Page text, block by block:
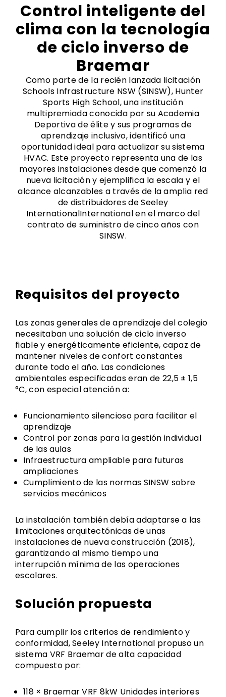
Control inteligente del
clima con la tecnología
de ciclo inverso de
Braemar
Como parte de la recién lanzada licitación
Schools Infrastructure NSW (SINSW), Hunter
Sports High School, una institución
multipremiada conocida por su Academia
Deportiva de élite y sus programas de
aprendizaje inclusivo, identificó una
oportunidad ideal para actualizar su sistema
HVAC. Este proyecto representa una de las
mayores instalaciones desde que comenzó la
nueva licitación y ejemplifica la escala y el
alcance alcanzables a través de la amplia red
de distribuidores de Seeley
InternationalInternational en el marco del
contrato de suministro de cinco años con
SINSW.
Requisitos del proyecto
Las zonas generales de aprendizaje del colegio
necesitaban una solución de ciclo inverso
fiable y energéticamente eficiente, capaz de
mantener niveles de confort constantes
durante todo el año. Las condiciones
ambientales especificadas eran de 22,5 ± 1,5
°C, con especial atención a:
Funcionamiento silencioso para facilitar el
aprendizaje
Control por zonas para la gestión individual
de las aulas
Infraestructura ampliable para futuras
ampliaciones
Cumplimiento de las normas SINSW sobre
servicios mecánicos
La instalación también debía adaptarse a las
limitaciones arquitectónicas de unas
instalaciones de nueva construcción (2018),
garantizando al mismo tiempo una
interrupción mínima de las operaciones
escolares.
Solución propuesta
Para cumplir los criterios de rendimiento y
conformidad, Seeley International propuso un
sistema VRF Braemar de alta capacidad
compuesto por:
118 × Braemar VRF 8kW Unidades interiores